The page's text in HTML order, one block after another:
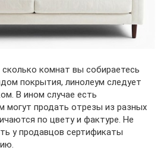
комнат вы собираетесь
покрытия, линолеум следует
В ином случае есть
могут продать отрезы из разных
по цвету и фактуре. Не
у продавцов сертификаты